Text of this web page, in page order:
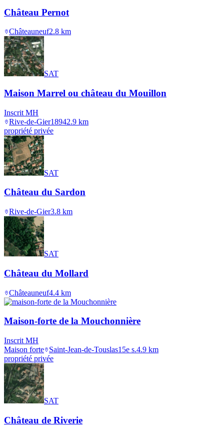
Château Pernot
Châteauneuf2.8 km
SAT
Maison Marrel ou château du Mouillon
Inscrit MH
Rive-de-Gier18942.9 km
propriété privée
SAT
Château du Sardon
Rive-de-Gier3.8 km
SAT
Château du Mollard
Châteauneuf4.4 km
Maison-forte de la Mouchonnière
Inscrit MH
Maison forte
Saint-Jean-de-Touslas15e s.4.9 km
propriété privée
SAT
Château de Riverie